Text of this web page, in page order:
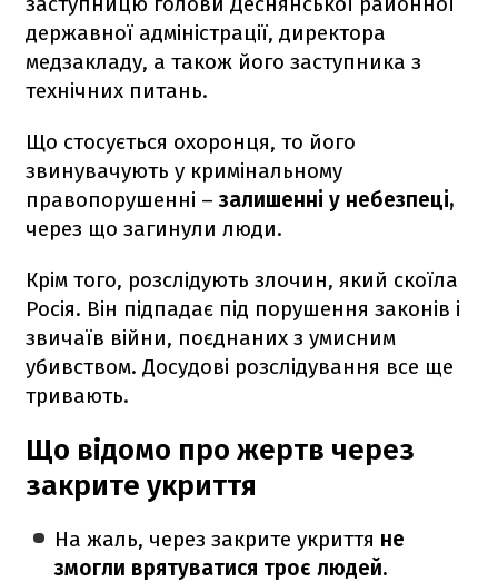
державної адміністрації, директора
медзакладу, а також його заступника з
технічних питань.
Що стосується охоронця, то його
звинувачують у кримінальному
правопорушенні –залишенні у небезпеці,
через що загинули люди.
Крім того, розслідують злочин, який скоїла
Росія. Він підпадає під порушення законів і
звичаїв війни, поєднаних з умисним
убивством. Досудові розслідування все ще
тривають.
Що відомо про жертв через
закрите укриття
На жаль, через закрите укриття не
змогли врятуватися троє людей.